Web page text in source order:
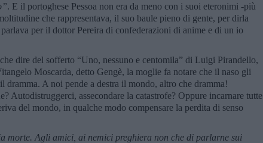
. E il portoghese Pessoa non era da meno con i suoi eteronimi -più
che rappresentava, il suo baule pieno di gente, per dirla
per il dottor Pereira di confederazioni di anime e di un io
dire del sofferto “Uno, nessuno e centomila” di Luigi Pirandello,
Moscarda, detto Gengè, la moglie fa notare che il naso gli
dramma. A noi pende a destra il mondo, altro che dramma!
Autodistruggerci, assecondare la catastrofe? Oppure incarnare tutte
del mondo, in qualche modo compensare la perdita di senso
morte. Agli amici, ai nemici preghiera non che di parlarne sui